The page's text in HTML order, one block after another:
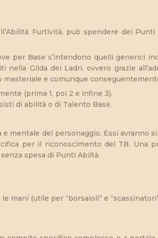
Furtività, può spendere dei Punti
per Base s’intendono quelli generici
Gilda dei Ladri, ovvero grazie
e comunque
(prima 1, poi 2 e infine 3).
di abilità o di Talento Base.
mentale del personaggio. Essi avranno
per il riconoscimento del TB. Una
spesa di Punti Abiltà.
mani (utile per “borsaioli” e